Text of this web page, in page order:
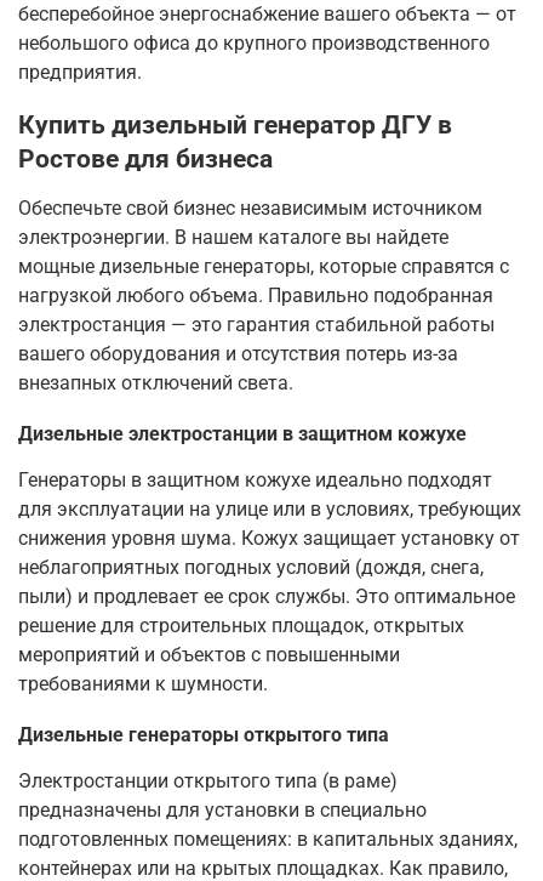
бесперебойное энергоснабжение вашего объекта — от
небольшого офиса до крупного производственного
предприятия.
Купить дизельный генератор ДГУ в
Ростове для бизнеса
Обеспечьте свой бизнес независимым источником
электроэнергии. В нашем каталоге вы найдете
мощные дизельные генераторы, которые справятся с
нагрузкой любого объема. Правильно подобранная
электростанция — это гарантия стабильной работы
вашего оборудования и отсутствия потерь из-за
внезапных отключений света.
Дизельные электростанции в защитном кожухе
Генераторы в защитном кожухе идеально подходят
для эксплуатации на улице или в условиях, требующих
снижения уровня шума. Кожух защищает установку от
неблагоприятных погодных условий (дождя, снега,
пыли) и продлевает ее срок службы. Это оптимальное
решение для строительных площадок, открытых
мероприятий и объектов с повышенными
требованиями к шумности.
Дизельные генераторы открытого типа
Электростанции открытого типа (в раме)
предназначены для установки в специально
подготовленных помещениях: в капитальных зданиях,
контейнерах или на крытых площадках. Как правило,